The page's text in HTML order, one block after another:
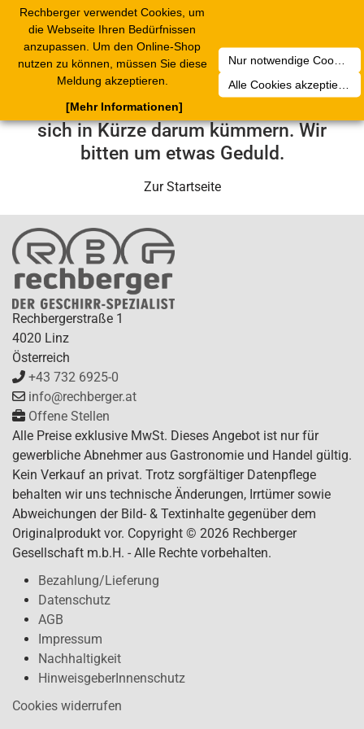
Rechberger verwendet Cookies, um
die Webseite Ihren Bedürfnissen
anzupassen. Um den Online-Shop
nutzen zu können, müssen Sie diese
Meldung akzeptieren.
Nur notwendige Cookies akzeptieren
Alle Cookies akzeptieren
[Mehr Informationen]
Leider ist ein technischer Fehler
aufgetreten. Unser Service-Team wird
sich in Kürze darum kümmern. Wir
bitten um etwas Geduld.
Zur Startseite
Rechbergerstraße 1
4020 Linz
Österreich
+43 732 6925-0
info@rechberger.at
Offene Stellen
Alle Preise exklusive MwSt. Dieses Angebot ist nur für
gewerbliche Abnehmer aus Gastronomie und Handel gültig.
Kein Verkauf an privat. Trotz sorgfältiger Datenpflege
behalten wir uns technische Änderungen, Irrtümer sowie
Abweichungen der Bild- & Textinhalte gegenüber dem
Originalprodukt vor. Copyright © 2026 Rechberger
Gesellschaft m.b.H. - Alle Rechte vorbehalten.
Bezahlung/Lieferung
Datenschutz
AGB
Impressum
Nachhaltigkeit
HinweisgeberInnenschutz
Cookies widerrufen